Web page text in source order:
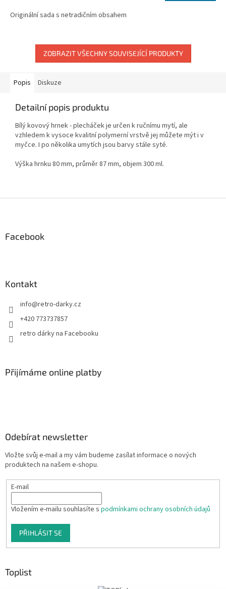
Originální sada s netradičním obsahem
ZOBRAZIT VŠECHNY SOUVISEJÍCÍ PRODUKTY
Popis Diskuze
Detailní popis produktu
Bílý kovový hrnek - plecháček je určen k ručnímu mytí, ale
vzhledem k vysoce kvalitní polymerní vrstvě jej můžete mýt i v
myčce. I po několika umytích jsou barvy stále syté.
Výška hrnku 80 mm, průměr 87 mm, objem 300 ml.
Facebook
Kontakt
info@retro-darky.cz
+420 773737857
retro dárky na Facebooku
Přijímáme online platby
Odebírat newsletter
Vložte svůj e-mail a my vám budeme zasílat informace o nových
produktech na našem e-shopu.
E-mail
Vložením e-mailu souhlasíte s podmínkami ochrany osobních údajů
PŘIHLÁSIT SE
Toplist